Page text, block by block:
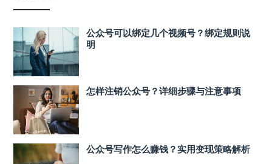
公众号可以绑定几个视频号？绑定规则说
明
怎样注销公众号？详细步骤与注意事项
公众号写作怎么赚钱？实用变现策略解析